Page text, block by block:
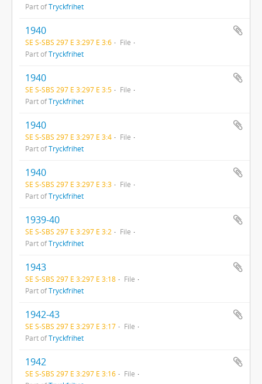
Part ofTryckfrihet
1940
SE S-SBS 297 E 3:297 E 3:6
File
Part ofTryckfrihet
1940
SE S-SBS 297 E 3:297 E 3:5
File
Part ofTryckfrihet
1940
SE S-SBS 297 E 3:297 E 3:4
File
Part ofTryckfrihet
1940
SE S-SBS 297 E 3:297 E 3:3
File
Part ofTryckfrihet
1939-40
SE S-SBS 297 E 3:297 E 3:2
File
Part ofTryckfrihet
1943
SE S-SBS 297 E 3:297 E 3:18
File
Part ofTryckfrihet
1942-43
SE S-SBS 297 E 3:297 E 3:17
File
Part ofTryckfrihet
1942
SE S-SBS 297 E 3:297 E 3:16
File